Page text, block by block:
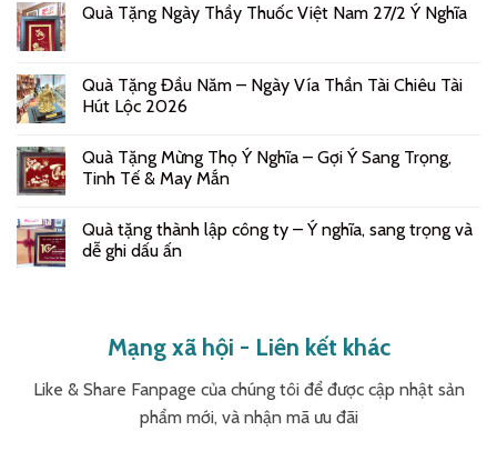
Quà Tặng Ngày Thầy Thuốc Việt Nam 27/2 Ý Nghĩa
Quà Tặng Đầu Năm – Ngày Vía Thần Tài Chiêu Tài
Hút Lộc 2026
Quà Tặng Mừng Thọ Ý Nghĩa – Gợi Ý Sang Trọng,
Tinh Tế & May Mắn
Quà tặng thành lập công ty – Ý nghĩa, sang trọng và
dễ ghi dấu ấn
Mạng xã hội - Liên kết khác
Like & Share Fanpage của chúng tôi để được cập nhật sản
phẩm mới, và nhận mã ưu đãi